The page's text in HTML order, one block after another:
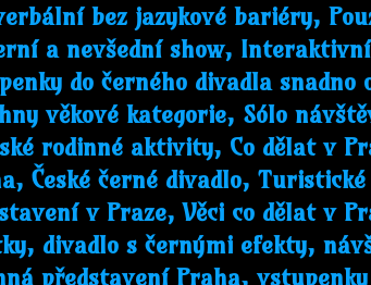
bez jazykové bariéry,
a nevšední show,
do černého divadla
věkové kategorie, Sólo
rodinné aktivity, Co dělat v
České černé divadlo,
v Praze, Věci co dělat v
divadlo s černými efekty,
představení Praha,